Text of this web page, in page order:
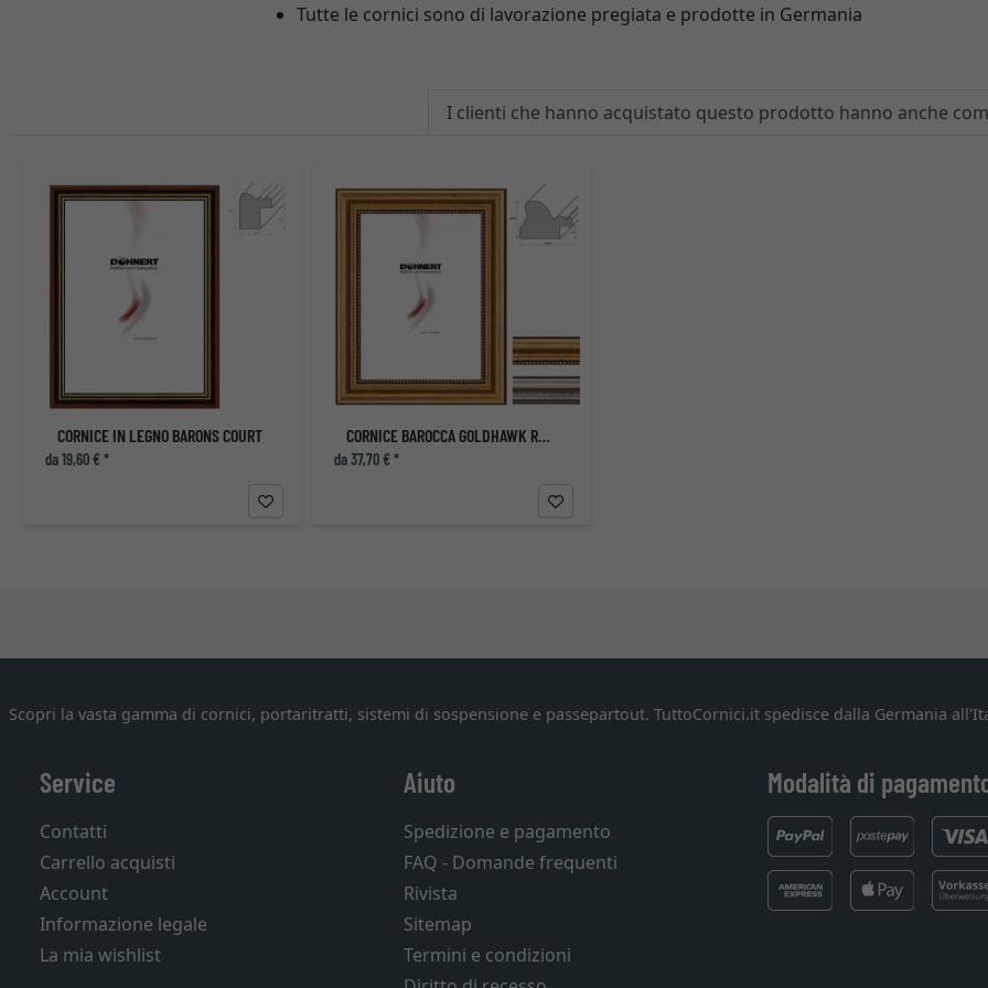
Tutte le cornici sono di lavorazione pregiata e prodotte in Germania
I clienti che hanno acquistato questo prodotto hanno anche
CORNICE IN LEGNO BARONS COURT
da 19,60 € *
CORNICE BAROCCA GOLDHAWK ROAD
da 37,70 € *
Scopri la vasta gamma di cornici, portaritratti, sistemi di sospensione e passepartout. TuttoCornici.it spedisce dalla Germania
Service
Contatti
Carrello acquisti
Account
Informazione legale
La mia wishlist
Aiuto
Spedizione e pagamento
FAQ - Domande frequenti
Rivista
Sitemap
Termini e condizioni
Modalità di